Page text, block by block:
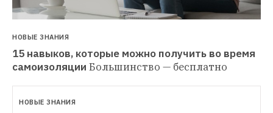
НОВЫЕ ЗНАНИЯ
15 навыков, которые можно получить во время
самоизоляции Большинство — бесплатно
НОВЫЕ ЗНАНИЯ